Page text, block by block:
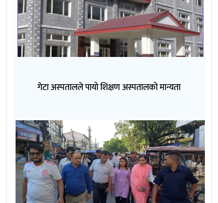
गेटा अस्पतालले पायो शिक्षण अस्पतालको मान्यता